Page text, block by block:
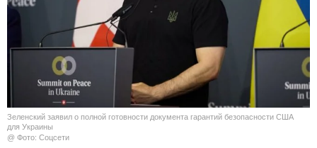
КУЛЬТУРА
СПОРТ
ШОУ-БИЗНЕС
Зеленский заявил о полной готовности документа гарантий безопасности США
для Украины
@ Фото: Соцсети